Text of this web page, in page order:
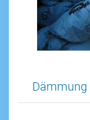
Dämmung